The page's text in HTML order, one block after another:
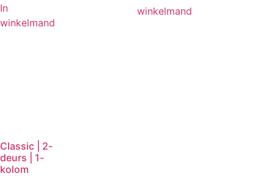
In
winkelmand
winkelmand
Classic | 2-
deurs | 1-
kolom